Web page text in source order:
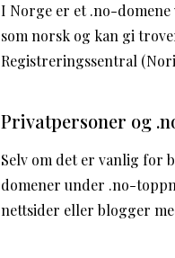
I Norge er et .no-
som norsk og kan gi
Registreringssentral
Privatpersoner og
Selv om det er vanlig for
domener under .no-
nettsider eller blogger